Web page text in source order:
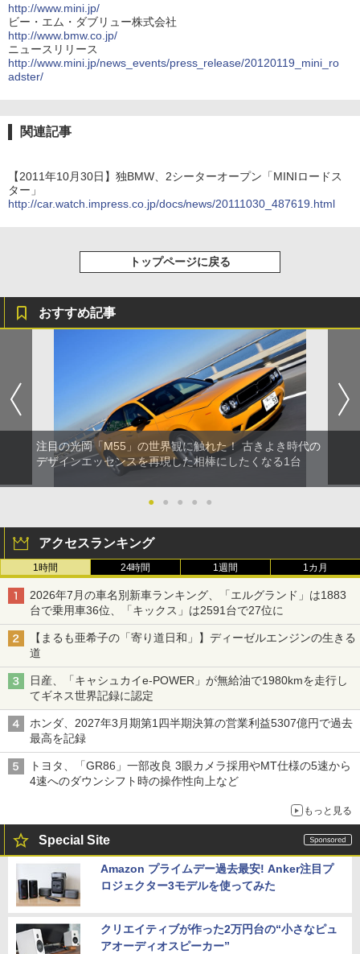
http://www.mini.jp/
ビー・エム・ダブリュー株式会社
http://www.bmw.co.jp/
ニュースリリース
http://www.mini.jp/news_events/press_release/20120119_mini_ro
adster/
関連記事
【2011年10月30日】独BMW、2シーターオープン「MINIロードス
ター」
http://car.watch.impress.co.jp/docs/news/20111030_487619.html
トップページに戻る
おすすめ記事
注目の光岡「M55」の世界観に触れた！ 古きよき時代の
デザインエッセンスを再現した相棒にしたくなる1台
● ● ● ● ●
アクセスランキング
1時間 24時間 1週間 1カ月
2026年7月の車名別新車ランキング、「エルグランド」は1883
台で乗用車36位、「キックス」は2591台で27位に
【まるも亜希子の「寄り道日和」】ディーゼルエンジンの生きる
道
日産、「キャシュカイe-POWER」が無給油で1980kmを走行し
てギネス世界記録に認定
ホンダ、2027年3月期第1四半期決算の営業利益5307億円で過去
最高を記録
トヨタ、「GR86」一部改良 3眼カメラ採用やMT仕様の5速から
4速へのダウンシフト時の操作性向上など
もっと見る
Special Site
Amazon プライムデー過去最安! Anker注目プ
ロジェクター3モデルを使ってみた
クリエイティブが作った2万円台の“小さなピュ
アオーディオスピーカー”